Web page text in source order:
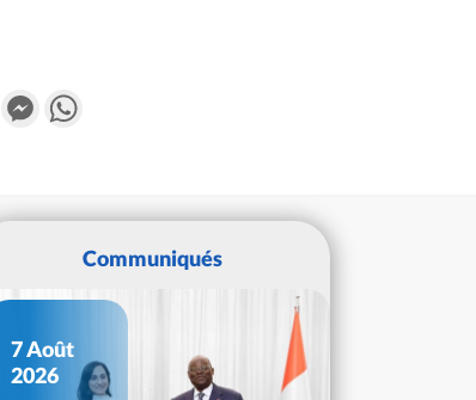
Gmail Messenger
Communiqués
7 Août
2026